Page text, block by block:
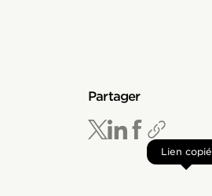
Partager
Lien copié